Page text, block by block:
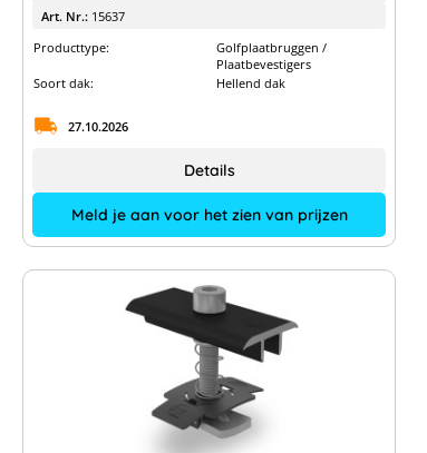
Art. Nr.: 15637
Producttype:
Golfplaatbruggen /
Plaatbevestigers
Soort dak:
Hellend dak
27.10.2026
Meld je aan voor het zien van prijzen
Details